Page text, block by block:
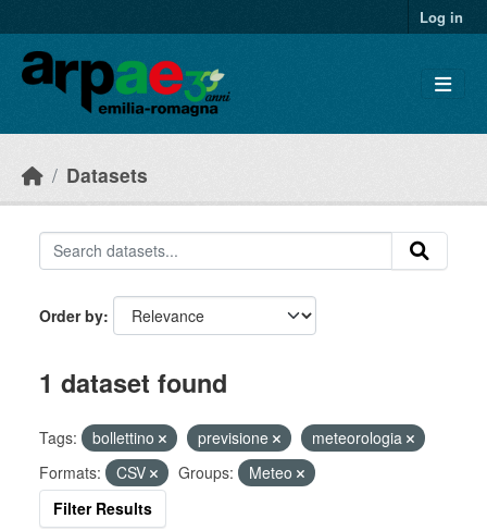
Log in
Datasets
Order by
1 dataset found
Tags: bollettino previsione
meteorologia
Formats:
CSV Groups:
Meteo
Filter Results